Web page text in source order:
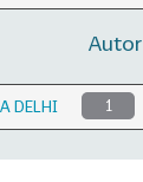
Autor
DELHI 1